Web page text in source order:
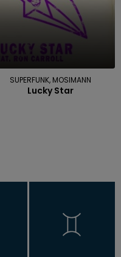
SUPERFUNK, MOSIMANN
Lucky Star